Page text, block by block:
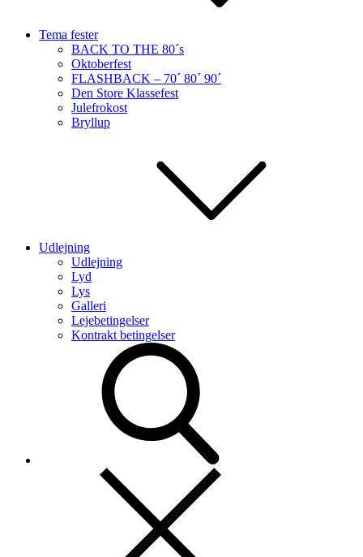
Tema fester
BACK TO THE 80´s
Oktoberfest
FLASHBACK – 70´ 80´ 90´
Den Store Klassefest
Julefrokost
Bryllup
Udlejning
Udlejning
Lyd
Lys
Galleri
Lejebetingelser
Kontrakt betingelser